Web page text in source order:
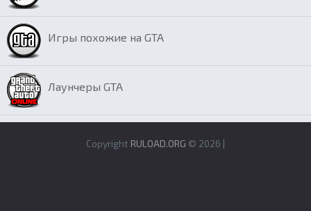
Игры похожие на GTA
Лаунчеры GTA
Copyright RULOAD.ORG © 2026 |